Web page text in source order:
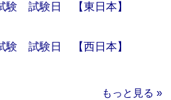
験 試験日 【東日本】
験 試験日 【西日本】
もっと見る »